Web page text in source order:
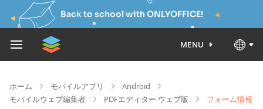
Back to school with ONLYOFFICE!
MENU
ホーム モバイルアプリ
Android
モバイルウェブ編集者
PDFエディター ウェブ版
フォーム情報